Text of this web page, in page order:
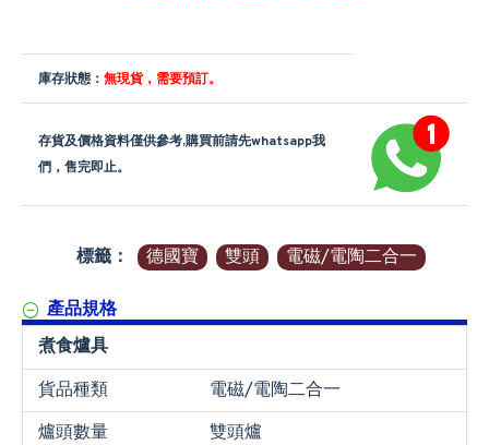
庫存狀態： 無現貨，需要預訂。
存貨及價格資料僅供參考,購買前請先whatsapp我
們，售完即止。
標籤： 德國寶 雙頭 電磁/電陶二合一
產品規格
煮食爐具
貨品種類
電磁/電陶二合一
爐頭數量
雙頭爐